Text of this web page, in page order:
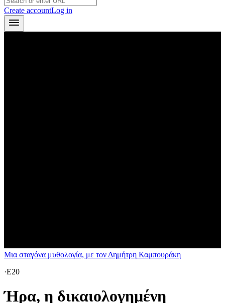
Create accountLog in
Μια σταγόνα μυθολογία, με τον Δημήτρη Καμπουράκη
·E20
Ήρα, η δικαιολογημένη